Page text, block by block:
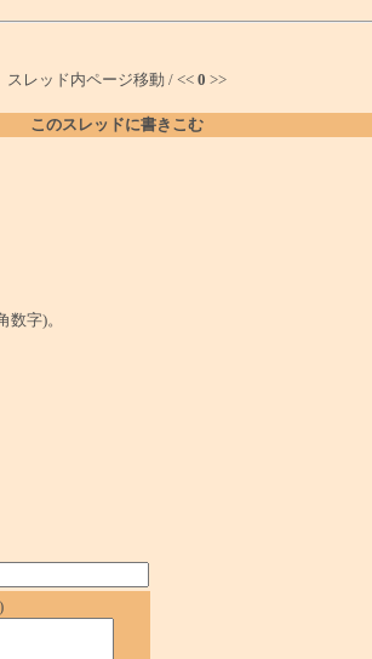
スレッド内ページ移動 / << 0 >>
このスレッドに書きこむ
字)。